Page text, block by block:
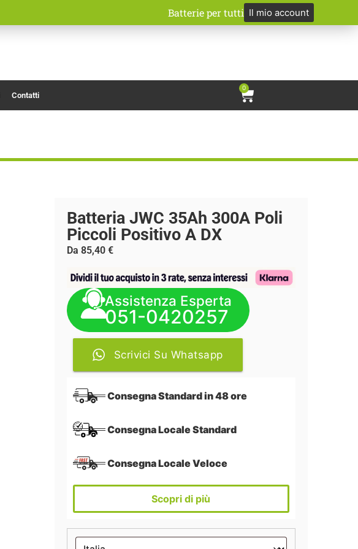
Batterie per tutti Il mio account
Contatti
0
Batteria JWC 35Ah 300A Poli
Piccoli Positivo A DX
Da 85,40 €
Assistenza Esperta
051-0420257
Scrivici Su Whatsapp
Consegna Standard in 48 ore
Consegna Locale Standard
Consegna Locale Veloce
Scopri di più